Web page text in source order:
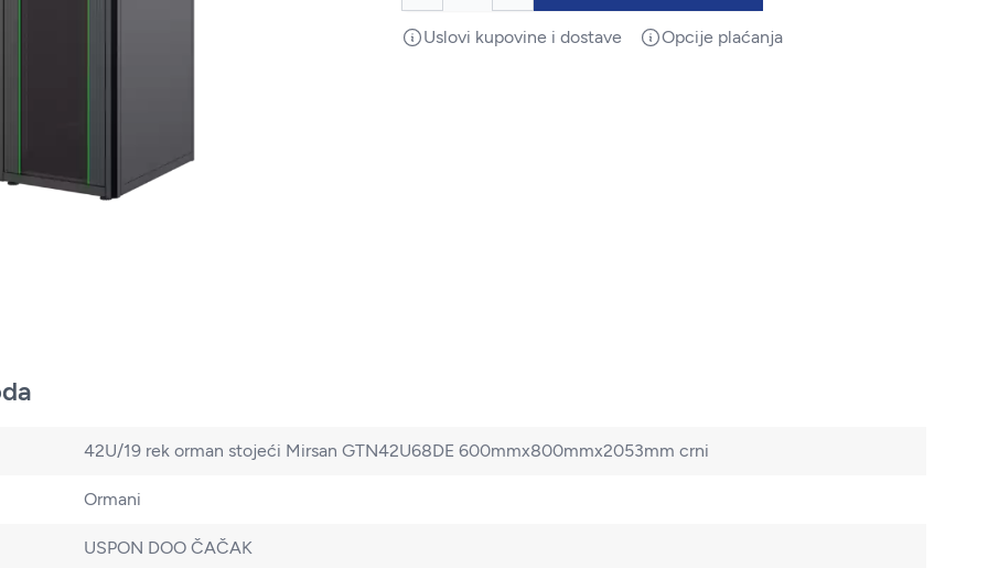
Uslovi kupovine i dostave Opcije plaćanja
42U/19 rek orman stojeći Mirsan GTN42U68DE 600mmx800mmx2053mm crni
Ormani
USPON DOO ČAČAK